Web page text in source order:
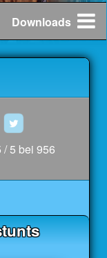
Downloads
/ 5 bei956